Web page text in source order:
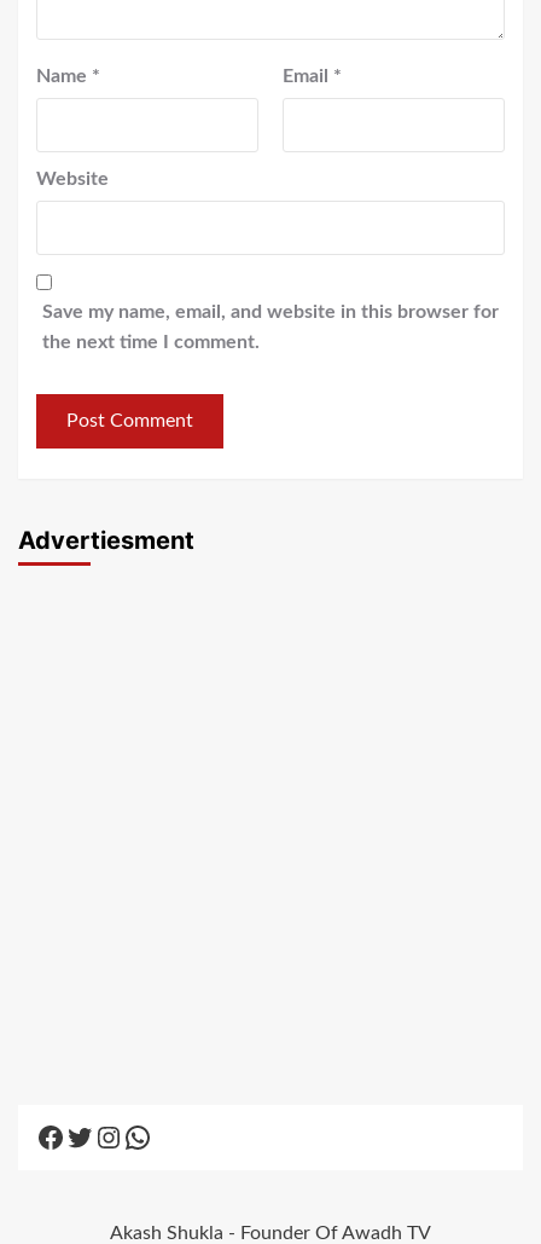
Name * Email *
Website
Save my name, email, and website in this browser for
the next time I comment.
Advertiesment
Facebook
Twitter
Instagram
WhatsApp
Akash Shukla - Founder Of Awadh TV